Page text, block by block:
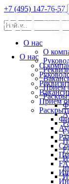
О нас
О
Прием
+7 (495) 147-76-57
О нас
О
Прием